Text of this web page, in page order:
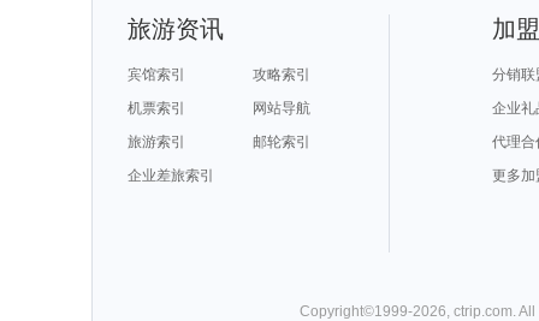
旅游资讯
宾馆索引
攻略索引
机票索引
网站导航
旅游索引
邮轮索引
企业差旅索引
加
分销联
企业礼
代理合
更多加
Copyright©1999-2026 ctrip.com .